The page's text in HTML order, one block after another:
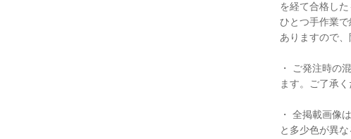
を経て合格し
ひとつ手作業
ありますので、
・ ご発注時の
ます。ご了承く
・ 全掲載画像
と多少色が異な